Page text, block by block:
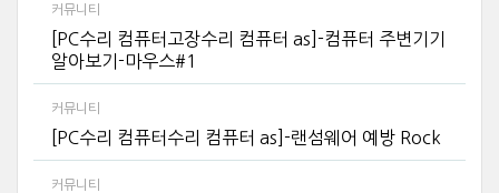
커뮤니티
[PC수리 컴퓨터고장수리 컴퓨터 as]-컴퓨터 주변기기
알아보기-마우스#1
커뮤니티
[PC수리 컴퓨터수리 컴퓨터 as]-랜섬웨어 예방 Rock
커뮤니티